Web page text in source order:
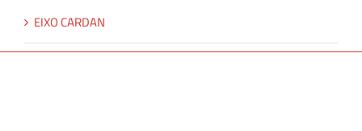
EIXO CARDAN